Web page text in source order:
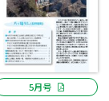
5月号